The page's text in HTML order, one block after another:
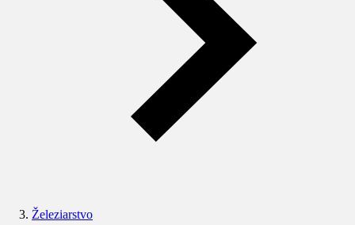
Železiarstvo